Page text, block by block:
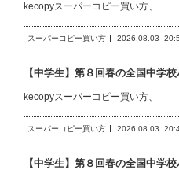
kecopyスーパーコピー買い方、
スーパーコピー買い方 2026.08.03
【中学生】第８回春の全国中学
kecopyスーパーコピー買い方、
スーパーコピー買い方 2026.08.03
【中学生】第８回春の全国中学